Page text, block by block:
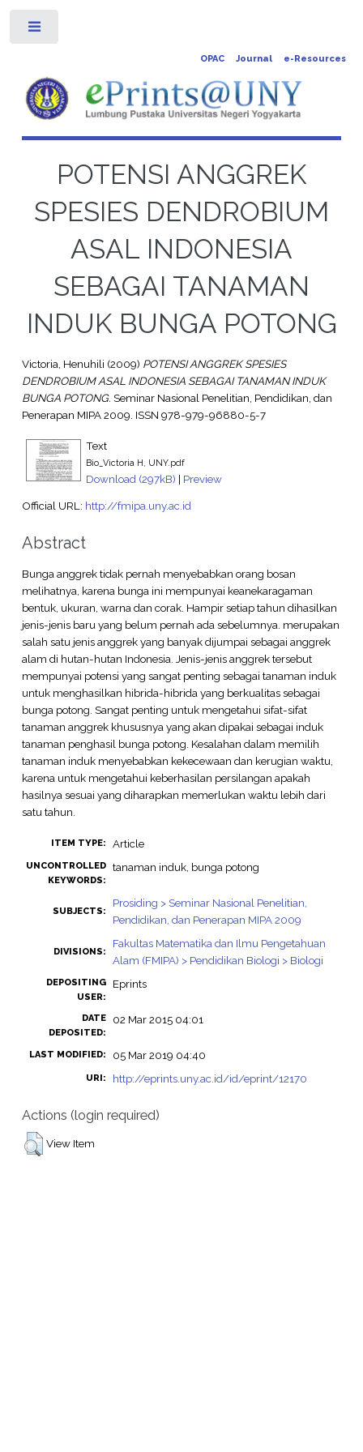
OPAC Journal e-Resources
POTENSI ANGGREK
SPESIES DENDROBIUM
ASAL INDONESIA
SEBAGAI TANAMAN
INDUK BUNGA POTONG
Victoria, Henuhili (2009) POTENSI ANGGREK SPESIES
DENDROBIUM ASAL INDONESIA SEBAGAI TANAMAN INDUK
BUNGA POTONG. Seminar Nasional Penelitian, Pendidikan, dan
Penerapan MIPA 2009. ISSN 978-979-96880-5-7
Text
Bio_Victoria H, UNY.pdf
Download (297kB) | Preview
Official URL: http://fmipa.uny.ac.id
Abstract
Bunga anggrek tidak pernah menyebabkan orang bosan
melihatnya, karena bunga ini mempunyai keanekaragaman
bentuk, ukuran, warna dan corak. Hampir setiap tahun dihasilkan
jenis-jenis baru yang belum pernah ada sebelumnya. merupakan
salah satu jenis anggrek yang banyak dijumpai sebagai anggrek
alam di hutan-hutan Indonesia. Jenis-jenis anggrek tersebut
mempunyai potensi yang sangat penting sebagai tanaman induk
untuk menghasilkan hibrida-hibrida yang berkualitas sebagai
bunga potong. Sangat penting untuk mengetahui sifat-sifat
tanaman anggrek khususnya yang akan dipakai sebagai induk
tanaman penghasil bunga potong. Kesalahan dalam memilih
tanaman induk menyebabkan kekecewaan dan kerugian waktu,
karena untuk mengetahui keberhasilan persilangan apakah
hasilnya sesuai yang diharapkan memerlukan waktu lebih dari
satu tahun.
ITEM TYPE: Article
UNCONTROLLED
KEYWORDS:
tanaman induk, bunga potong
SUBJECTS:
Prosiding > Seminar Nasional Penelitian,
Pendidikan, dan Penerapan MIPA 2009
DIVISIONS:
Fakultas Matematika dan Ilmu Pengetahuan
Alam (FMIPA) > Pendidikan Biologi > Biologi
DEPOSITING
USER:
Eprints
DATE
DEPOSITED:
02 Mar 2015 04:01
LAST MODIFIED: 05 Mar 2019 04:40
URI: http://eprints.uny.ac.id/id/eprint/12170
Actions (login required)
View Item